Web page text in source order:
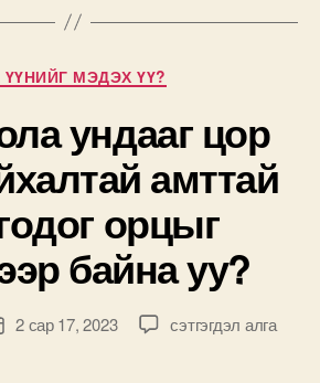
Categories
ҮҮНИЙГ МЭДЭХ ҮҮ?
ундааг цор
амттай
орцыг
байна уу?
2 сар 17, 2023
Кока-
сэтгэгдэл алга